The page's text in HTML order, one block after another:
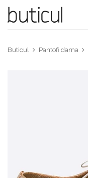
Buticul Pantofi dama